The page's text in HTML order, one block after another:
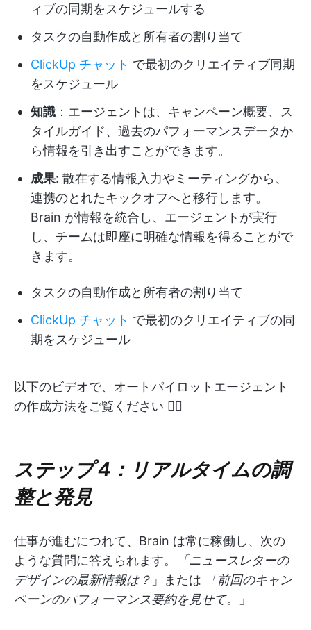
ィブの同期をスケジュールする
タスクの自動作成と所有者の割り当て
ClickUp チャット で最初のクリエイティブ同期
をスケジュール
知識 ：エージェントは、キャンペーン概要、ス
タイルガイド、過去のパフォーマンスデータか
ら情報を引き出すことができます。
成果: 散在する情報入力やミーティングから、
連携のとれたキックオフへと移行します。
Brain が情報を統合し、エージェントが実行
し、チームは即座に明確な情報を得ることがで
きます。
タスクの自動作成と所有者の割り当て
ClickUp チャット で最初のクリエイティブの同
期をスケジュール
以下のビデオで、オートパイロットエージェント
の作成方法をご覧ください 👇🏽
ステップ 4：リアルタイムの調
整と発見
仕事が進むにつれて、Brain は常に稼働し、次の
ような質問に答えられます。
「ニュースレターの
デザインの最新情報は？ 」または
「前回のキャン
ペーンのパフォーマンス要約を見せて。
」